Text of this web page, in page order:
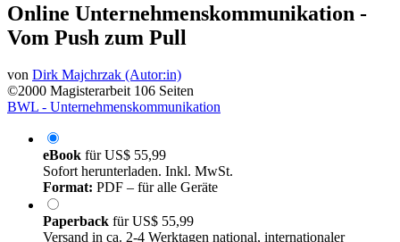
Online Unternehmenskommunikation -
Vom Push zum Pull
von Dirk Majchrzak (Autor:in)
©2000 Magisterarbeit 106 Seiten
BWL - Unternehmenskommunikation
eBook fürUS$ 55,99
Sofort herunterladen. Inkl. MwSt.
Format: PDF – für alle Geräte
Paperback fürUS$ 55,99
Versand in ca. 2-4 Werktagen national, internationaler